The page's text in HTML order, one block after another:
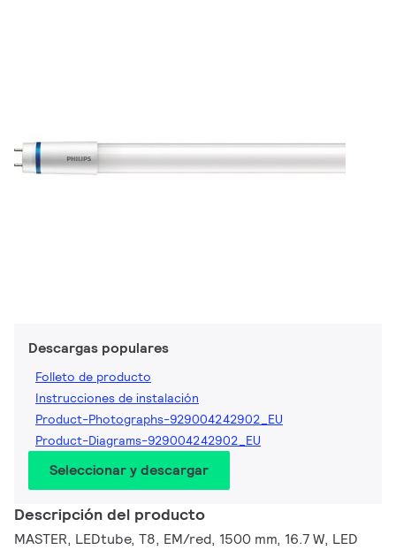
Descargas populares
Folleto de producto
Instrucciones de instalación
Product-Photographs-929004242902_EU
Product-Diagrams-929004242902_EU
Seleccionar y descargar
Descripción del producto
MASTER, LEDtube, T8, EM/red, 1500 mm, 16.7 W, LED